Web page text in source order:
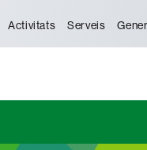
Activitats Serveis